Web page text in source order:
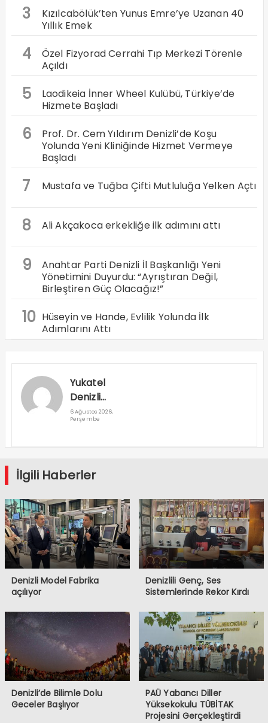
3
Kızılcabölük’ten Yunus Emre’ye Uzanan 40
Yıllık Emek
4
Özel Fizyorad Cerrahi Tıp Merkezi Törenle
Açıldı
5
Laodikeia İnner Wheel Kulübü, Türkiye’de
Hizmete Başladı
6
Prof. Dr. Cem Yıldırım Denizli’de Koşu
Yolunda Yeni Kliniğinde Hizmet Vermeye
Başladı
7 Mustafa ve Tuğba Çifti Mutluluğa Yelken Açtı
8 Ali Akçakoca erkekliğe ilk adımını attı
9
Anahtar Parti Denizli İl Başkanlığı Yeni
Yönetimini Duyurdu: “Ayrıştıran Değil,
Birleştiren Güç Olacağız!”
10 Hüseyin ve Hande, Evlilik Yolunda İlk
Adımlarını Attı
Yukatel
Denizli
Basket’in
Süper Lig
Başlıyor
6 Ağustos 2026,
Perşembe
İlgili Haberler
Denizli Model Fabrika
açılıyor
Denizlili Genç, Ses
Sistemlerinde Rekor Kırdı
Denizli’de Bilimle Dolu
Geceler Başlıyor
PAÜ Yabancı Diller
Yüksekokulu TÜBİTAK
Projesini Gerçekleştirdi